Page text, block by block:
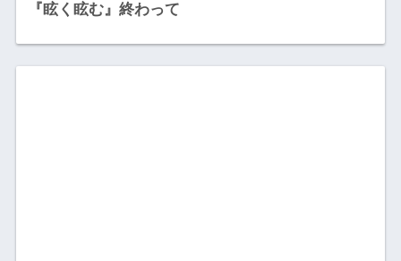
『眩く眩む』終わって